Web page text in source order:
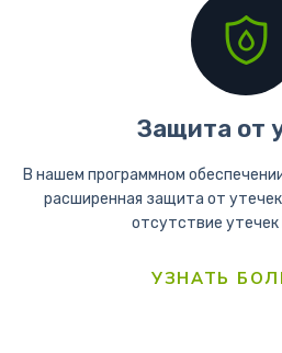
Защита от
В нашем программном
расширенная защита от
отсутствие утечек
УЗНАТЬ